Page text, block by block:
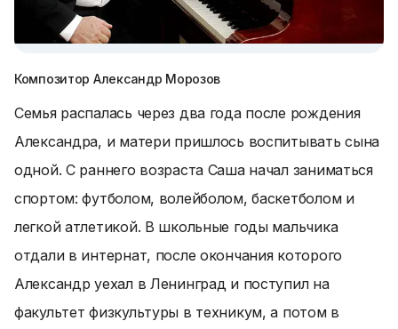
Композитор Александр Морозов
Семья распалась через два года после рождения
Александра, и матери пришлось воспитывать сына
одной. С раннего возраста Саша начал заниматься
спортом: футболом, волейболом, баскетболом и
легкой атлетикой. В школьные годы мальчика
отдали в интернат, после окончания которого
Александр уехал в Ленинград и поступил на
факультет физкультуры в техникум, а потом в